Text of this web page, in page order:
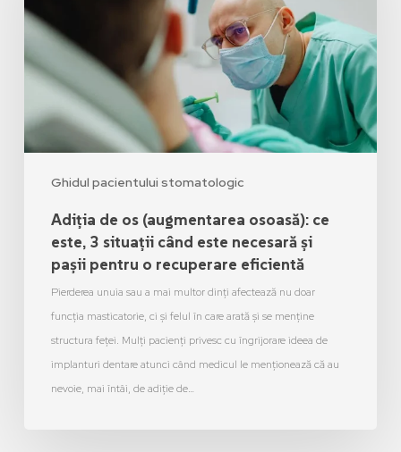
Ghidul pacientului stomatologic
Adiția de os (augmentarea osoasă): ce
este, 3 situații când este necesară și
pașii pentru o recuperare eficientă
Pierderea unuia sau a mai multor dinți afectează nu doar
funcția masticatorie, ci și felul în care arată și se menține
structura feței. Mulți pacienți privesc cu îngrijorare ideea de
implanturi dentare atunci când medicul le menționează că au
nevoie, mai întâi, de adiție de…